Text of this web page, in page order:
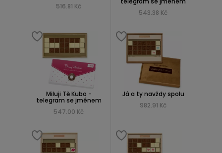
516.81 Kč
543.38 Kč
Miluji Tě Kubo -
telegram se jménem
547.00 Kč
Já a ty navždy spolu
982.91 Kč